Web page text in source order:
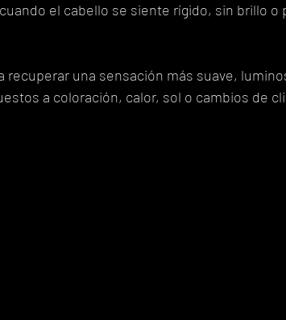
el cabello se siente rígido, sin brillo o
una sensación más suave,
a coloración, calor, sol o cambios de